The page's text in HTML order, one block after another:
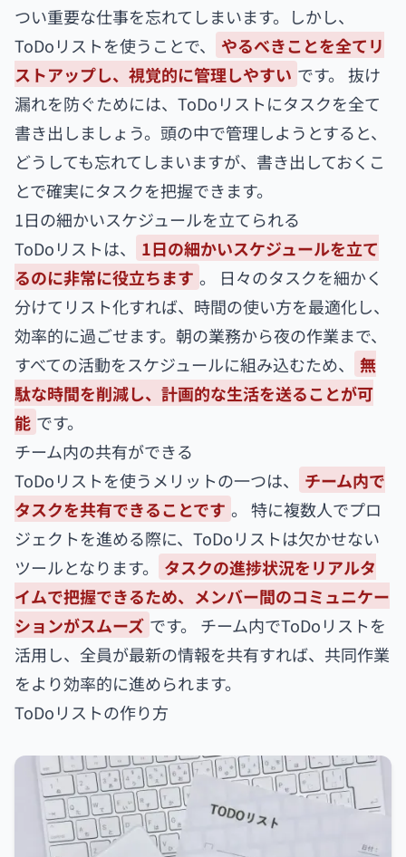
つい重要な仕事を忘れてしまいます。しかし、
ToDoリストを使うことで、
やるべきことを全てリ
ストアップし、視覚的に管理しやすい です。 抜け
漏れを防ぐためには、ToDoリストにタスクを全て
書き出しましょう。頭の中で管理しようとすると、
どうしても忘れてしまいますが、書き出しておくこ
とで確実にタスクを把握できます。
1日の細かいスケジュールを立てられる
ToDoリストは、
1日の細かいスケジュールを立て
るのに非常に役立ちます 。 日々のタスクを細かく
分けてリスト化すれば、時間の使い方を最適化し、
効率的に過ごせます。朝の業務から夜の作業まで、
すべての活動をスケジュールに組み込むため、
無
駄な時間を削減し、計画的な生活を送ることが可
能 です。
チーム内の共有ができる
ToDoリストを使うメリットの一つは、
チーム内で
タスクを共有できることです 。 特に複数人でプロ
ジェクトを進める際に、ToDoリストは欠かせない
ツールとなります。
タスクの進捗状況をリアルタ
イムで把握できるため、メンバー間のコミュニケー
ションがスムーズ です。 チーム内でToDoリストを
活用し、全員が最新の情報を共有すれば、共同作業
をより効率的に進められます。
ToDoリストの作り方